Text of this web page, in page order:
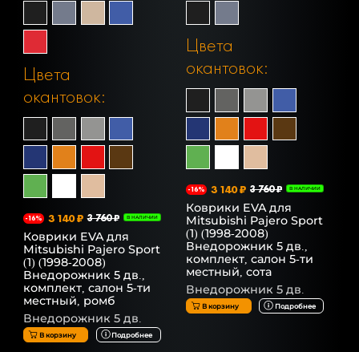
Цвета
окантовок:
-16% 3 140 ₽ 3 760 ₽ В НАЛИЧИИ
Коврики EVA для
Mitsubishi Pajero Sport
(1) (1998-2008)
Внедорожник 5 дв.,
комплект, салон 5-ти
местный, ромб
Внедорожник 5 дв.
В корзину Подробнее
Цвета
окантовок:
-16% 3 140 ₽ 3 760 ₽ В НАЛИЧИИ
Коврики EVA для
Mitsubishi Pajero Sport
(1) (1998-2008)
Внедорожник 5 дв.,
комплект, салон 5-ти
местный, сота
Внедорожник 5 дв.
В корзину Подробнее